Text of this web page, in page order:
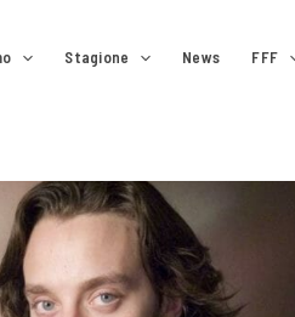
Stagione News FFF